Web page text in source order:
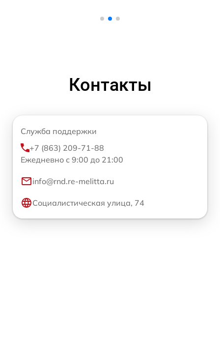
Контакты
Служба поддержки
+7 (863) 209-71-88
Ежедневно с 9:00 до 21:00
info@rnd.re-melitta.ru
Социалистическая улица, 74